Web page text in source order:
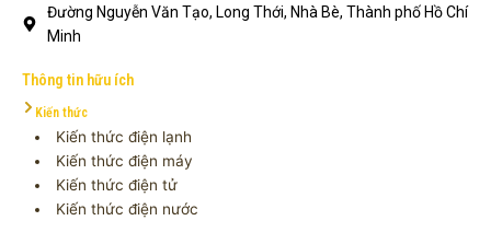
Đường Nguyễn Văn Tạo, Long Thới, Nhà Bè, Thành phố Hồ Chí
Minh
Thông tin hữu ích
Kiến thức
Kiến thức điện lạnh
Kiến thức điện máy
Kiến thức điện tử
Kiến thức điện nước